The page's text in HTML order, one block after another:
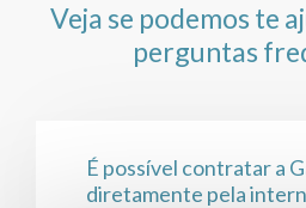
Veja se podemos te
perguntas
É possível contratar a
diretamente pela